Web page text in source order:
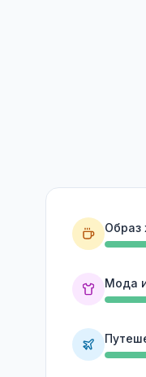
Образ
Мода